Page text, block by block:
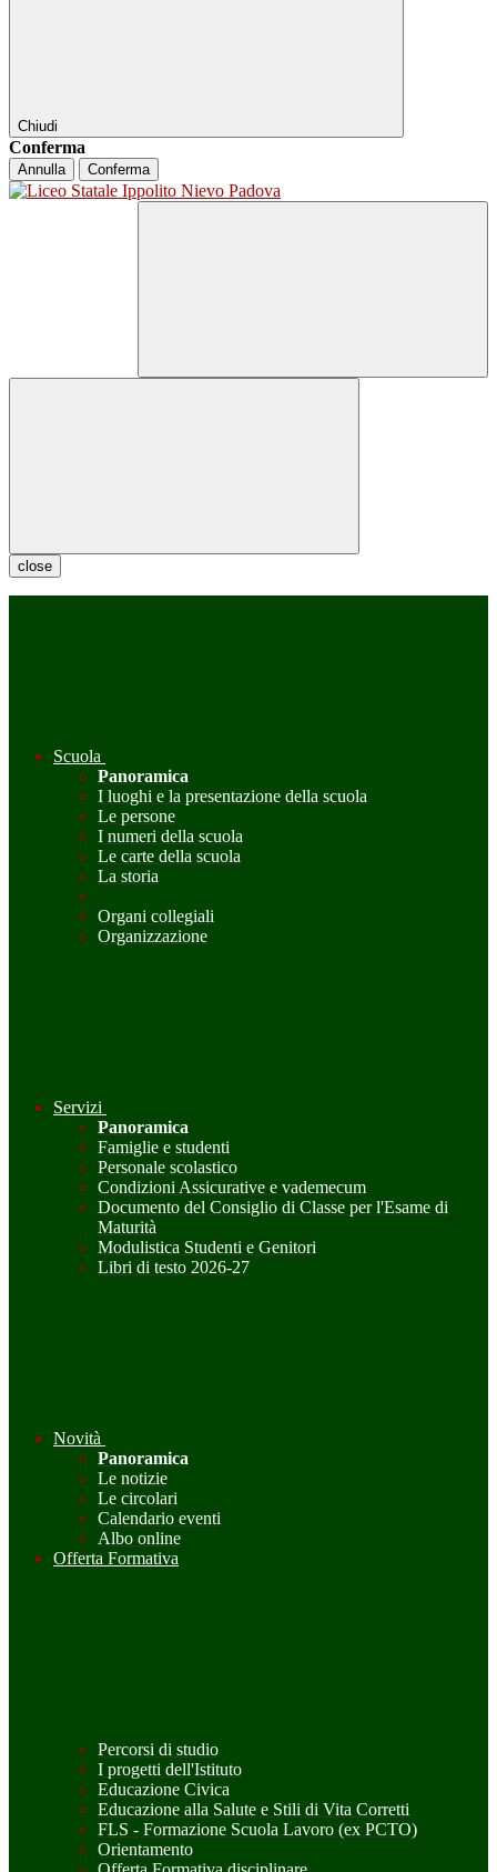
Chiudi
Conferma
Annulla Conferma
close
Scuola
Panoramica
I luoghi e la presentazione della scuola
Le persone
I numeri della scuola
Le carte della scuola
La storia
Organi collegiali
Organizzazione
Servizi
Panoramica
Famiglie e studenti
Personale scolastico
Condizioni Assicurative e vademecum
Documento del Consiglio di Classe per l'Esame di
Maturità
Modulistica Studenti e Genitori
Libri di testo 2026-27
Novità
Panoramica
Le notizie
Le circolari
Calendario eventi
Albo online
Offerta Formativa
Percorsi di studio
I progetti dell'Istituto
Educazione Civica
Educazione alla Salute e Stili di Vita Corretti
FLS - Formazione Scuola Lavoro (ex PCTO)
Orientamento